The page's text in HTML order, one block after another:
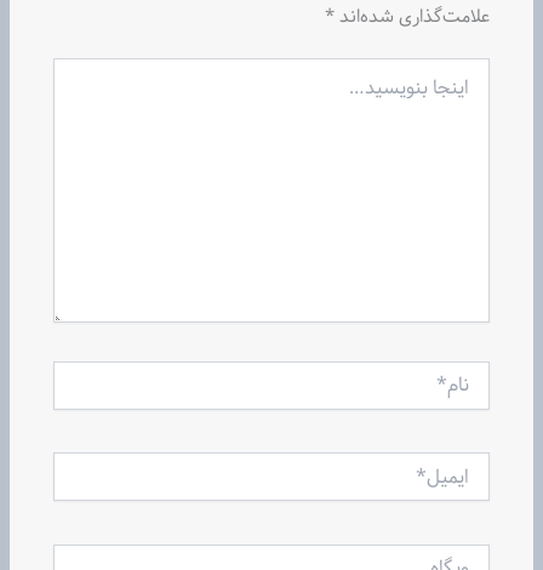
علامت‌گذاری شده‌اند*
بنویسید…
نام*
ایمیل*
وبگاه